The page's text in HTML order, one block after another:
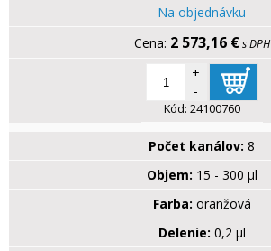
Na objednávku
2 573,16 € s DPH
+
-
Kód: 24100760
Počet kanálov: 8
Objem: 15 - 300 µl
Farba: oranžová
Delenie: 0,2 µl